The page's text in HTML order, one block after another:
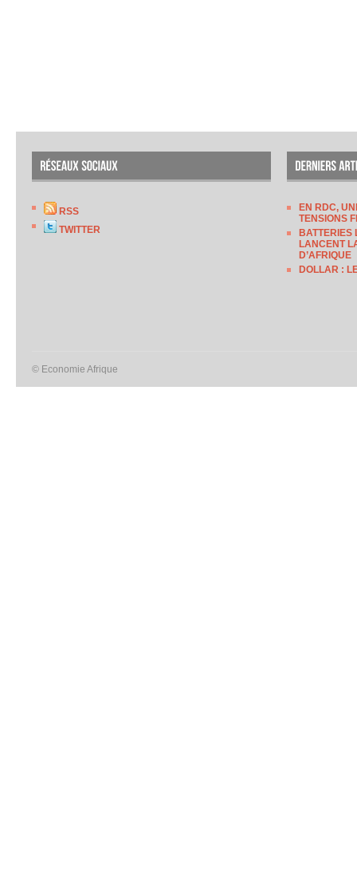
RSS
TWITTER
EN RDC,
TENSIONS
BATTERIES
LANCENT
D’AFRIQUE
DOLLAR :
© Economie Afrique